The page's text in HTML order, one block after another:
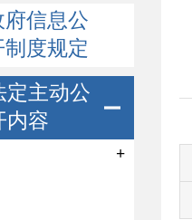
府信息公
制度规定
定主动公
内容
+